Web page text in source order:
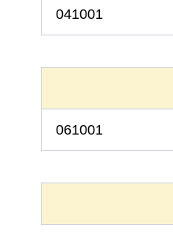
041001
061001